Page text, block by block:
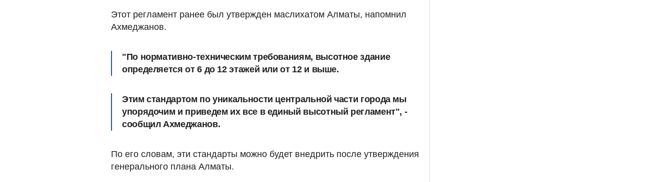
Этот регламент ранее был утвержден маслихатом Алматы, напомнил
Ахмеджанов.
"По нормативно-техническим требованиям, высотное здание
определяется от 6 до 12 этажей или от 12 и выше.
Этим стандартом по уникальности центральной части города мы
упорядочим и приведем их все в единый высотный регламент", -
сообщил Ахмеджанов.
По его словам, эти стандарты можно будет внедрить после утверждения
генерального плана Алматы.